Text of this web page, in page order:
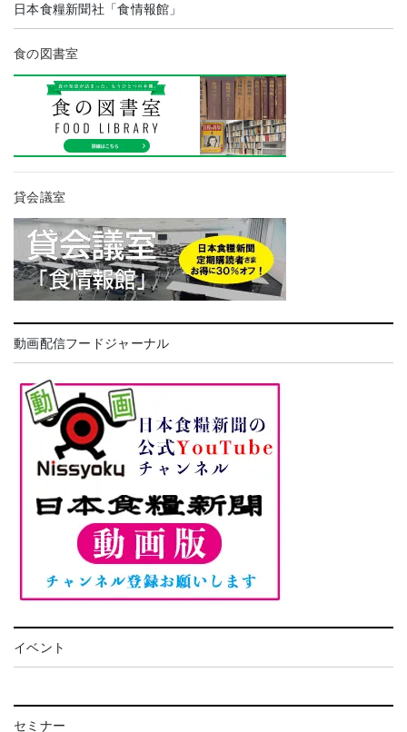
日本食糧新聞社「食情報館」
食の図書室
貸会議室
動画配信フードジャーナル
イベント
セミナー